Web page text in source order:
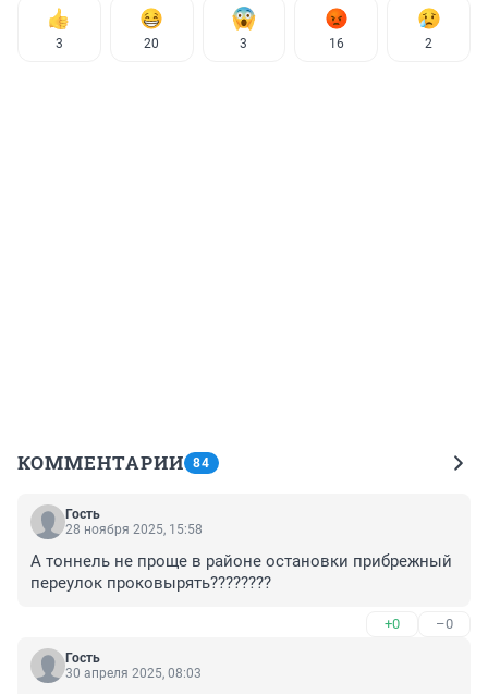
3 20 3 16 2
КОММЕНТАРИИ 84
Гость
28 ноября 2025, 15:58
А тоннель не проще в районе остановки прибрежный
переулок проковырять????????
+0 –0
Гость
30 апреля 2025, 08:03